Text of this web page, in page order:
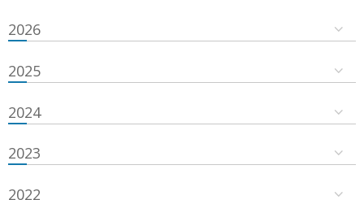
2026
2025
2024
2023
2022